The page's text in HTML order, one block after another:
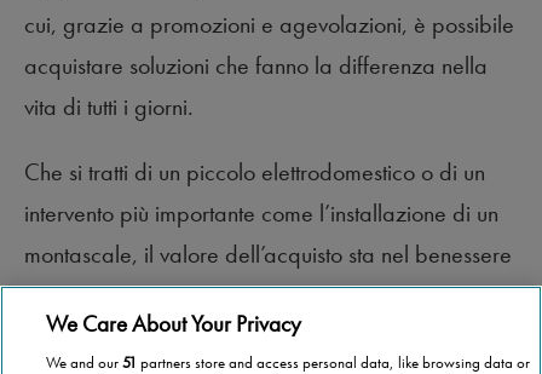
cui, grazie a promozioni e agevolazioni, è possibile
acquistare soluzioni che fanno la differenza nella
vita di tutti i giorni.
Che si tratti di un piccolo elettrodomestico o di un
intervento più importante come l’installazione di un
montascale, il valore dell’acquisto sta nel benessere
che porta con sé. E oggi, farlo è più semplice.
We Care About Your Privacy
We and our51 partners store and access personal data, like browsing data or